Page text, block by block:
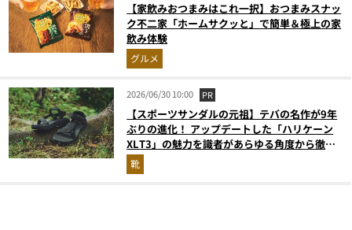
【家飲みおつまみはこれ一択】おつまみスナッ
ク不二家「ホームサクッと」で簡単＆極上の家
飲み体験
グルメ
2026/06/30 10:00 PR
【スポーツサンダルの元祖】テバの名作が9年
ぶりの進化！ アップデートした「ハリケーン
XLT3」の魅力を識者があらゆる角度から徹底
解説！
靴